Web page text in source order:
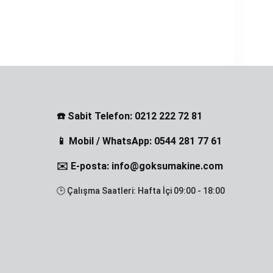
☎️ Sabit Telefon: 0212 222 72 81
📱 Mobil / WhatsApp: 0544 281 77 61
✉️ E-posta: info@goksumakine.com
🕒 Çalışma Saatleri: Hafta İçi 09:00 - 18:00